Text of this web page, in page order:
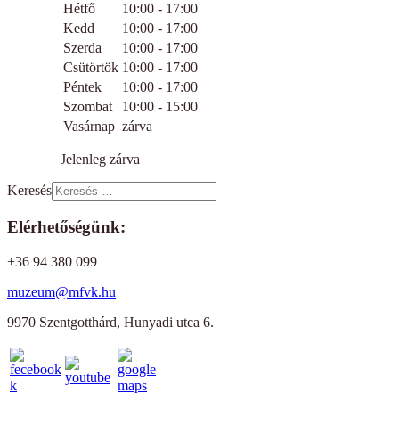
Hétfő
10:00 - 17:00
Kedd
10:00 - 17:00
Szerda
10:00 - 17:00
Csütörtök 10:00 - 17:00
Péntek
10:00 - 17:00
Szombat
10:00 - 15:00
Vasárnap zárva
Jelenleg zárva
Keresés
Elérhetőségünk:
+36 94 380 099
muzeum@mfvk.hu
9970 Szentgotthárd, Hunyadi utca 6.